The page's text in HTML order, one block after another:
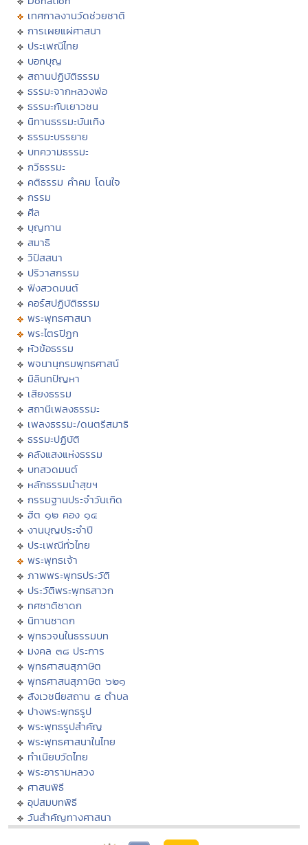
เทศกาลงานวัดช่วยชาติ
การเผยแผ่ศาสนา
ประเพณีไทย
บอกบุญ
สถานปฏิบัติธรรม
ธรรมะจากหลวงพ่อ
ธรรมะกับเยาวชน
นิทานธรรมะบันเทิง
ธรรมะบรรยาย
บทความธรรมะ
กวีธรรมะ
คติธรรม คำคม โดนใจ
กรรม
ศีล
บุญทาน
สมาธิ
วิปัสสนา
ปริวาสกรรม
ฟังสวดมนต์
คอร์สปฏิบัติธรรม
พระพุทธศาสนา
พระไตรปิฏก
หัวข้อธรรม
พจนานุกรมพุทธศาสน์
มิลินทปัญหา
เสียงธรรม
สถานีเพลงธรรมะ
เพลงธรรมะ/ดนตรีสมาธิ
ธรรมะปฏิบัติ
คลังแสงแห่งธรรม
บทสวดมนต์
หลักธรรมนำสุขฯ
กรรมฐานประจำวันเกิด
ฮีต ๑๒ คอง ๑๔
งานบุญประจำปี
ประเพณีทั่วไทย
พระพุทธเจ้า
ภาพพระพุทธประวัติ
ประวัติพระพุทธสาวก
ทศชาติชาดก
นิทานชาดก
พุทธวจนในธรรมบท
มงคล ๓๘ ประการ
พุทธศาสนสุภาษิต
พุทธศาสนสุภาษิต ๖๒๑
สังเวชนียสถาน ๔ ตำบล
ปางพระพุทธรูป
พระพุทธรูปสำคัญ
พระพุทธศาสนาในไทย
ทำเนียบวัดไทย
พระอารามหลวง
ศาสนพิธี
อุปสมบทพิธี
วันสำคัญทางศาสนา